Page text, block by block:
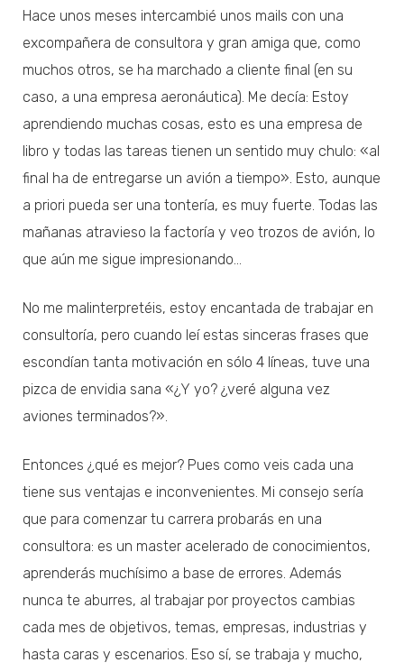
Hace unos meses intercambié unos mails con una
excompañera de consultora y gran amiga que, como
muchos otros, se ha marchado a cliente final (en su
caso, a una empresa aeronáutica). Me decía: Estoy
aprendiendo muchas cosas, esto es una empresa de
libro y todas las tareas tienen un sentido muy chulo: «al
final ha de entregarse un avión a tiempo». Esto, aunque
a priori pueda ser una tontería, es muy fuerte. Todas las
mañanas atravieso la factoría y veo trozos de avión, lo
que aún me sigue impresionando…
No me malinterpretéis, estoy encantada de trabajar en
consultoría, pero cuando leí estas sinceras frases que
escondían tanta motivación en sólo 4 líneas, tuve una
pizca de envidia sana «¿Y yo? ¿veré alguna vez
aviones terminados?».
Entonces ¿qué es mejor? Pues como veis cada una
tiene sus ventajas e inconvenientes. Mi consejo sería
que para comenzar tu carrera probarás en una
consultora: es un master acelerado de conocimientos,
aprenderás muchísimo a base de errores. Además
nunca te aburres, al trabajar por proyectos cambias
cada mes de objetivos, temas, empresas, industrias y
hasta caras y escenarios. Eso sí, se trabaja y mucho,